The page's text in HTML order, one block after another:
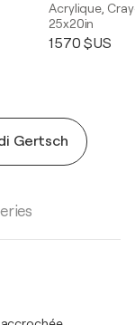
Acrylique,
25x20in
1 570 $US
Gertsch